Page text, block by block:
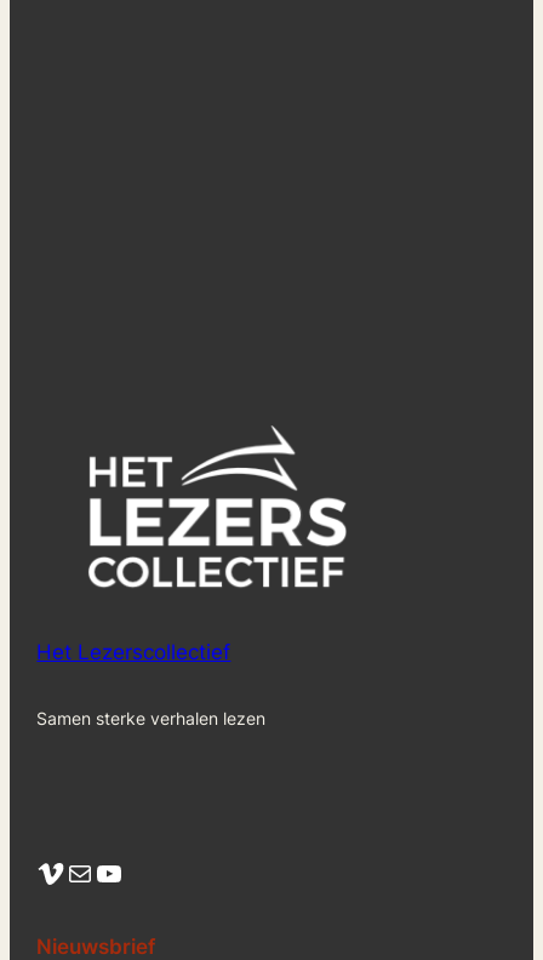
Het Lezerscollectief
Samen sterke verhalen lezen
Vimeo Mail YouTube
Nieuwsbrief